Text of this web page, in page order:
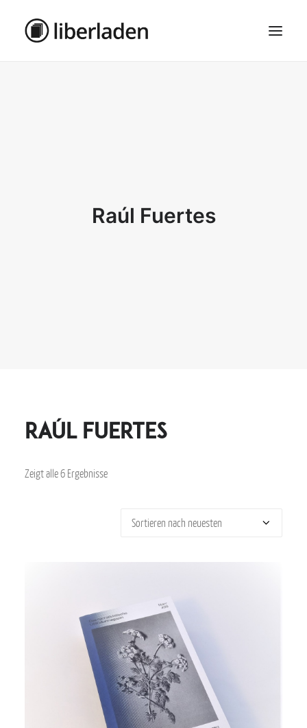
Raúl Fuertes
Raúl Fuertes
Zeigt alle 6 Ergebnisse